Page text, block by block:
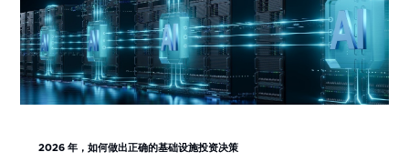
2026 年，如何做出正确的基础设施投资决策